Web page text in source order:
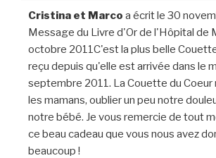
Cristina et Marco a écrit le 30
Message du Livre d'Or de l'Hôpital de
octobre 2011C'est la plus belle
reçu depuis qu'elle est arrivée dans le
septembre 2011. La Couette du Coeur
les mamans, oublier un peu notre
notre bébé. Je vous remercie de tout
ce beau cadeau que vous nous avez
beaucoup !